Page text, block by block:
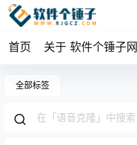
首页 关于 软件个锤子网
全部标签